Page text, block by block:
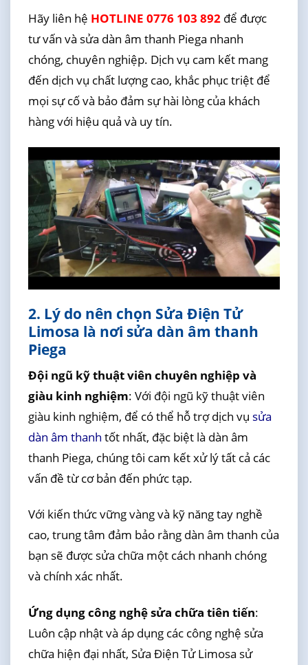
Hãy liên hệ HOTLINE 0776 103 892để được
tư vấn và sửa dàn âm thanh Piega nhanh
chóng, chuyên nghiệp. Dịch vụ cam kết mang
đến dịch vụ chất lượng cao, khắc phục triệt để
mọi sự cố và bảo đảm sự hài lòng của khách
hàng với hiệu quả và uy tín.
2. Lý do nên chọn Sửa Điện Tử
Limosa là nơi sửa dàn âm thanh
Piega
Đội ngũ kỹ thuật viên chuyên nghiệp và
giàu kinh nghiệm: Với đội ngũ kỹ thuật viên
giàu kinh nghiệm, để có thể hỗ trợ dịch vụ sửa
dàn âm thanh tốt nhất, đặc biệt là dàn âm
thanh Piega, chúng tôi cam kết xử lý tất cả các
vấn đề từ cơ bản đến phức tạp.
Với kiến thức vững vàng và kỹ năng tay nghề
cao, trung tâm đảm bảo rằng dàn âm thanh của
bạn sẽ được sửa chữa một cách nhanh chóng
và chính xác nhất.
Ứng dụng công nghệ sửa chữa tiên tiến:
Luôn cập nhật và áp dụng các công nghệ sửa
chữa hiện đại nhất, Sửa Điện Tử Limosa sử